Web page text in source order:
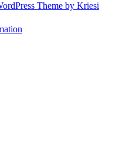
Theme by Kriesi